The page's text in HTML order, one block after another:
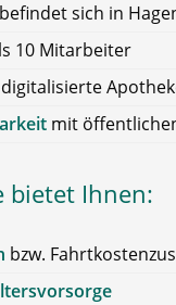
sich in
10 Mitarbeiter
mit
bietet Ihnen:
bzw.